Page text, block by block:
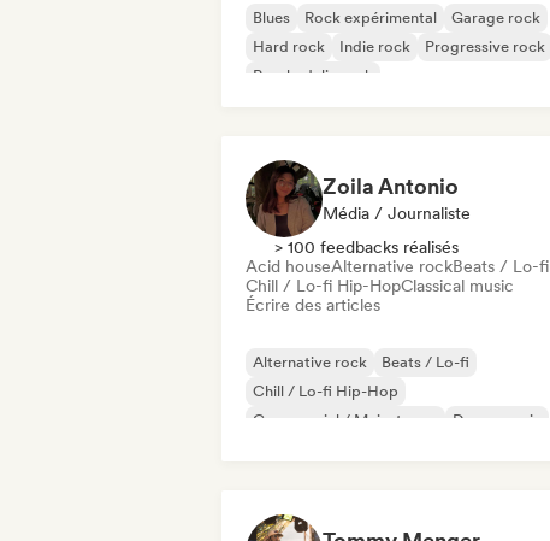
Blues Rock expérimental
Garage rock
Hard rock
Indie rock
Progressive rock
Psychedelic rock
Zoila Antonio
Média / Journaliste
> 100 feedbacks réalisés
Acid houseAlternative rockBeats / Lo-fi
Chill / Lo-fi Hip-HopClassical music
Écrire des articles
Alternative rock
Beats / Lo-fi
Chill / Lo-fi Hip-Hop
Commercial / Mainstream
Dance music